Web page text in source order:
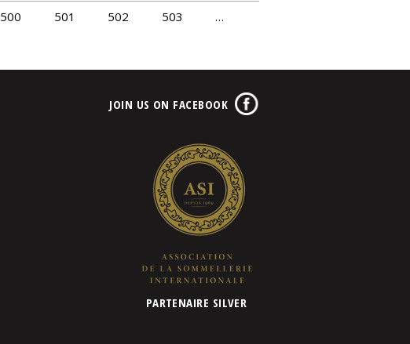
500 501 502 503
…
JOIN US ON FACEBOOK
PARTENAIRE SILVER